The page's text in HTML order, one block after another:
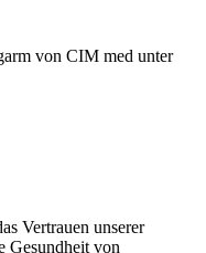
von CIM med unter
Vertrauen unserer
Gesundheit von